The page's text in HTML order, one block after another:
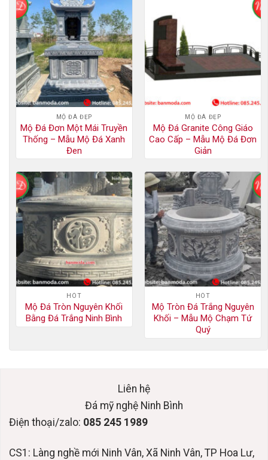
MỘ ĐÁ ĐẸP
Mộ Đá Đơn Một Mái Truyền
Thống – Mẫu Mộ Đá Xanh
Đen
MỘ ĐÁ ĐẸP
Mộ Đá Granite Công Giáo
Cao Cấp – Mẫu Mộ Đá Đơn
Giản
HÓT
Mộ Đá Tròn Nguyên Khối
Bằng Đá Trắng Ninh Bình
HÓT
Mộ Tròn Đá Trắng Nguyên
Khối – Mẫu Mộ Chạm Tứ
Quý
Liên hệ
Đá mỹ nghệ Ninh Bình
Điện thoại/zalo: 085 245 1989
CS1: Làng nghề mới Ninh Vân, Xã Ninh Vân, TP Hoa Lư,